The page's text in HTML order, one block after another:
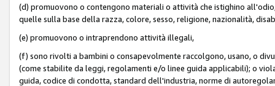
(d) promuovono o contengono materiali o attività che istighino
quelle sulla base della razza, colore, sesso, religione, nazionalità,
(e) promuovono o intraprendono attività illegali,
(f) sono rivolti a bambini o consapevolmente raccolgono, usano, o
(come stabilite da leggi, regolamenti e/o linee guida applicabili); o
guida, codice di condotta, standard dell'industria, norme di